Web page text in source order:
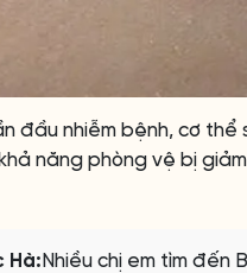
đầu nhiễm bệnh, cơ
năng phòng vệ bị
Hà: Nhiều chị em tìm đến